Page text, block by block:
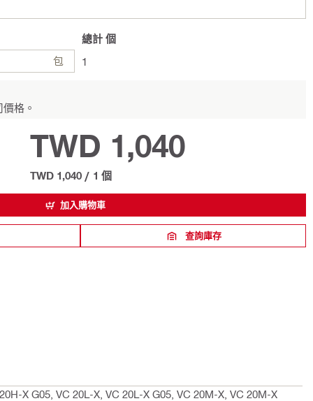
包
總計 個
1
格。
TWD 1,040
TWD 1,040 / 1 個
加入購物車
查詢庫存
X G05, VC 20L-X, VC 20L-X G05, VC 20M-X, VC 20M-X